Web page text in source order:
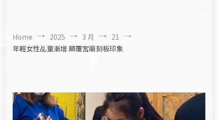
Home 2025 3 月
21
年輕女性乩童漸增 顛覆宮廟刻板印象